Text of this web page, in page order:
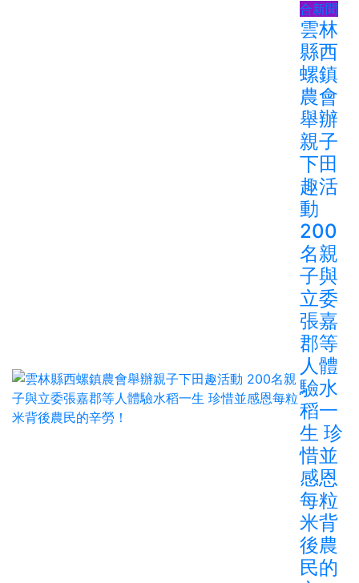
合新聞
雲林
縣西
螺鎮
農會
舉辦
親子
下田
趣活
動
200
名親
子與
立委
張嘉
郡等
人體
驗水
稻一
生 珍
惜並
感恩
每粒
米背
後農
民的